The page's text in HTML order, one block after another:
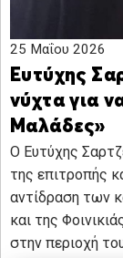
25 Μαΐου 2026
Ευτύχης
νύχτα για
Μαλάδες»
Ο Ευτύχης
της επιτροπής
αντίδραση των
και της
στην περιοχή